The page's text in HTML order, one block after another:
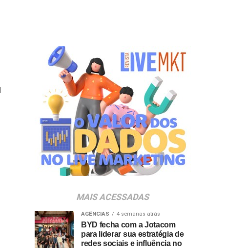
MAIS ACESSADAS
AGÊNCIAS 4 semanas atrás
BYD fecha com a Jotacom
para liderar sua estratégia de
redes sociais e influência no